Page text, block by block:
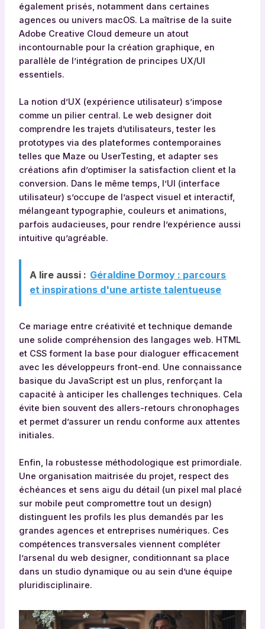
également prisés, notamment dans certaines
agences ou univers macOS. La maîtrise de la suite
Adobe Creative Cloud demeure un atout
incontournable pour la création graphique, en
parallèle de l’intégration de principes UX/UI
essentiels.
La notion d’UX (expérience utilisateur) s’impose
comme un pilier central. Le web designer doit
comprendre les trajets d’utilisateurs, tester les
prototypes via des plateformes contemporaines
telles que Maze ou UserTesting, et adapter ses
créations afin d’optimiser la satisfaction client et la
conversion. Dans le même temps, l’UI (interface
utilisateur) s’occupe de l’aspect visuel et interactif,
mélangeant typographie, couleurs et animations,
parfois audacieuses, pour rendre l’expérience aussi
intuitive qu’agréable.
A lire aussi : Géraldine Dormoy : parcours
et inspirations d'une artiste talentueuse
Ce mariage entre créativité et technique demande
une solide compréhension des langages web. HTML
et CSS forment la base pour dialoguer efficacement
avec les développeurs front-end. Une connaissance
basique du JavaScript est un plus, renforçant la
capacité à anticiper les challenges techniques. Cela
évite bien souvent des allers-retours chronophages
et permet d’assurer un rendu conforme aux attentes
initiales.
Enfin, la robustesse méthodologique est primordiale.
Une organisation maitrisée du projet, respect des
échéances et sens aigu du détail (un pixel mal placé
sur mobile peut compromettre tout un design)
distinguent les profils les plus demandés par les
grandes agences et entreprises numériques. Ces
compétences transversales viennent compléter
l’arsenal du web designer, conditionnant sa place
dans un studio dynamique ou au sein d’une équipe
pluridisciplinaire.